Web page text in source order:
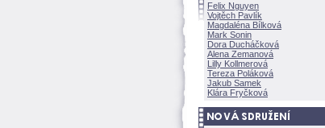
Felix Nguyen
Vojtěch Pavlík
Magdaléna Bílkov
Mark Sonin
Dora Ducháčkov
Alena Zemanov
Lilly Kollmerov
Tereza Polákov
Jakub Samek
Klára Fryčkov